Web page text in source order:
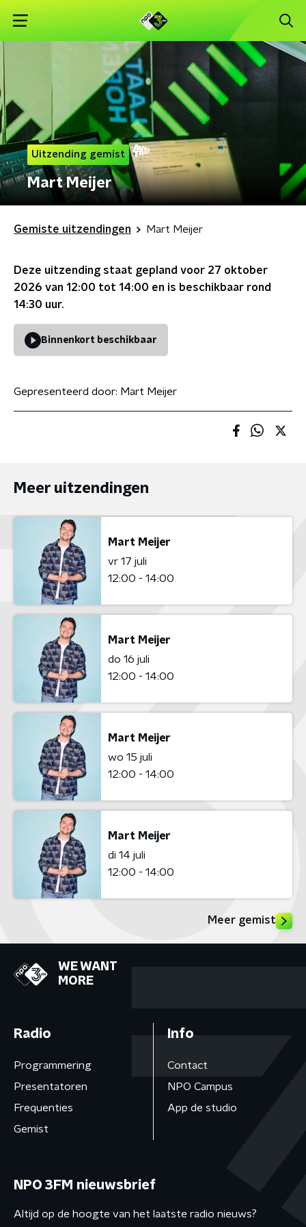
Uitzending gemist
Mart Meijer
Gemiste uitzendingen Mart Meijer
Deze uitzending staat gepland voor 27 oktober
2026 van 12:00 tot 14:00 en is beschikbaar rond
14:30 uur.
Binnenkort beschikbaar
Gepresenteerd door: Mart Meijer
Meer uitzendingen
Mart Meijer
vr 17 juli
12:00 - 14:00
Mart Meijer
do 16 juli
12:00 - 14:00
Mart Meijer
wo 15 juli
12:00 - 14:00
Mart Meijer
di 14 juli
12:00 - 14:00
Meer gemist
WE WANT
MORE
Radio
Programmering
Presentatoren
Frequenties
Gemist
Info
Contact
NPO Campus
App de studio
NPO 3FM nieuwsbrief
Altijd op de hoogte van het laatste radio nieuws?